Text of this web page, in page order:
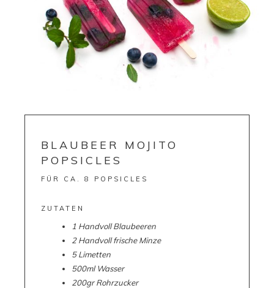
BLAUBEER MOJITO
POPSICLES
FÜR CA. 8 POPSICLES
ZUTATEN
1 Handvoll Blaubeeren
2 Handvoll frische Minze
5 Limetten
500ml Wasser
200gr Rohrzucker